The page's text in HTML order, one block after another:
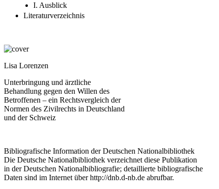
I. Ausblick
Literaturverzeichnis
Lisa Lorenzen
Unterbringung und ärztliche
Behandlung gegen den Willen des
Betroffenen – ein Rechtsvergleich der
Normen des Zivilrechts in Deutschland
und der Schweiz
Bibliografische Information der Deutschen Nationalbibliothek
Die Deutsche Nationalbibliothek verzeichnet diese Publikation
in der Deutschen Nationalbibliografie; detaillierte bibliografische
Daten sind im Internet überhttp://dnb.d-nb.de abrufbar.